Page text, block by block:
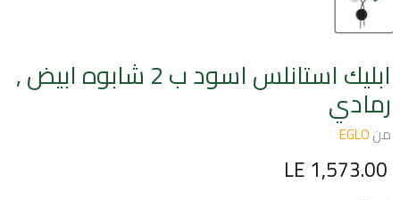
ابليك استانلس اسود ب 2 شابوه ابيض ,
رمادي
منEGLO
السعر الحالي
LE 1,573.00